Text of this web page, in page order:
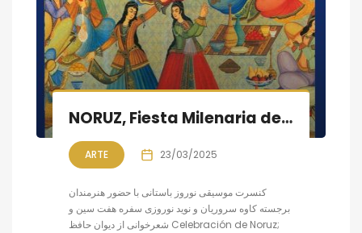
NORUZ, Fiesta Milenaria del Año Nuevo Persa
ARTE 23/03/2025
کنسرت موسیقی نوروز باستانی با حضور هنرمندان
برجسته کاوه سروریان و نوید نوروزی سفره هفت سین و
شعرخوانی از دیوان حافظ Celebración de Noruz;